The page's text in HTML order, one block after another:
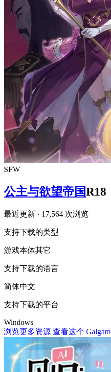
SFW
公主与欲望帝国R18
最近更新 · 17,564 次浏览
支持下载的类型
游戏本体其它
支持下载的语言
简体中文
支持下载的平台
Windows
浏览更多资源 查看这个